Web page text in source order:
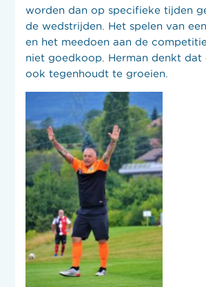
worden dan op specifieke tijden
de wedstrijden. Het spelen van
en het meedoen aan de
niet goedkoop. Herman denkt
ook tegenhoudt te groeien.